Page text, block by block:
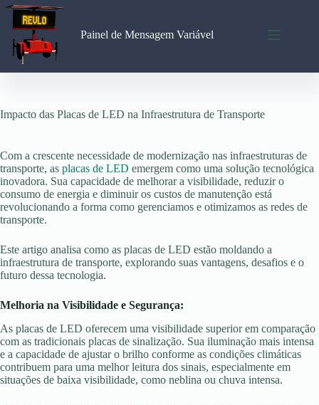
Pular
para
conteúdo
Painel de Mensagem Variável
Impacto das Placas de LED na Infraestrutura de Transporte
Com a crescente necessidade de modernização nas infraestruturas de
transporte, as placas de LED emergem como uma solução tecnológica
inovadora. Sua capacidade de melhorar a visibilidade, reduzir o
consumo de energia e diminuir os custos de manutenção está
revolucionando a forma como gerenciamos e otimizamos as redes de
transporte.
Este artigo analisa como as placas de LED estão moldando a
infraestrutura de transporte, explorando suas vantagens, desafios e o
futuro dessa tecnologia.
Melhoria na Visibilidade e Segurança:
As placas de LED oferecem uma visibilidade superior em comparação
com as tradicionais placas de sinalização. Sua iluminação mais intensa
e a capacidade de ajustar o brilho conforme as condições climáticas
contribuem para uma melhor leitura dos sinais, especialmente em
situações de baixa visibilidade, como neblina ou chuva intensa.